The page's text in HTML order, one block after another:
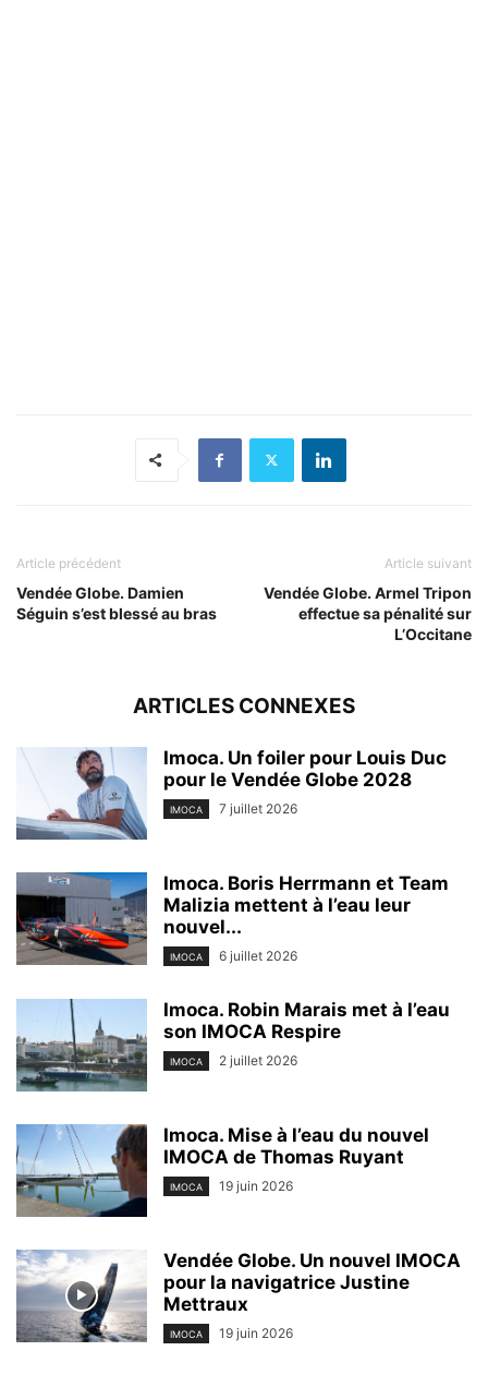
Article précédent
Vendée Globe. Damien
Séguin s’est blessé au bras
Article suivant
Vendée Globe. Armel Tripon
effectue sa pénalité sur
L’Occitane
ARTICLES CONNEXES
Imoca. Un foiler pour Louis Duc
pour le Vendée Globe 2028
IMOCA 7 juillet 2026
Imoca. Boris Herrmann et Team
Malizia mettent à l’eau leur
nouvel...
IMOCA 6 juillet 2026
Imoca. Robin Marais met à l’eau
son IMOCA Respire
IMOCA 2 juillet 2026
Imoca. Mise à l’eau du nouvel
IMOCA de Thomas Ruyant
IMOCA 19 juin 2026
Vendée Globe. Un nouvel IMOCA
pour la navigatrice Justine
Mettraux
IMOCA 19 juin 2026